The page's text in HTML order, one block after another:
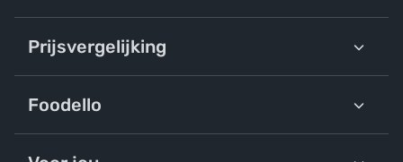
Prijsvergelijking
Foodello